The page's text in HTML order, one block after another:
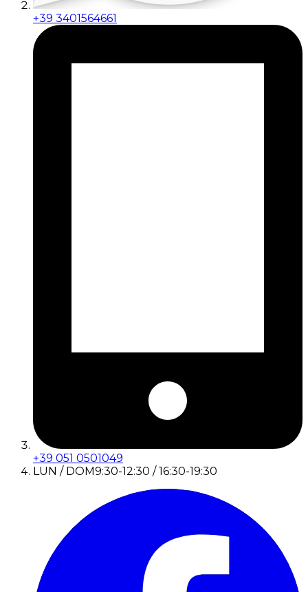
+39 3401564661
+39 051 0501049
LUN / DOM9:30-12:30 / 16:30-19:30